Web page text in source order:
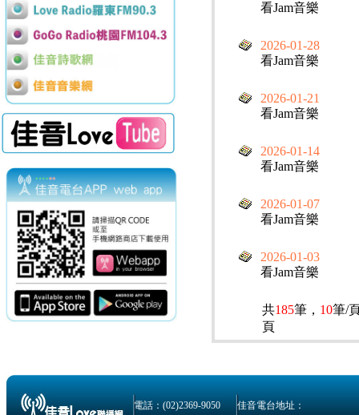
看Jam音樂
2026-01-28
看Jam音樂
2026-01-21
看Jam音樂
2026-01-14
看Jam音樂
2026-01-07
看Jam音樂
2026-01-03
看Jam音樂
共185筆， 10筆/
頁
電話：(02)2369-9050
佳音電台地址：